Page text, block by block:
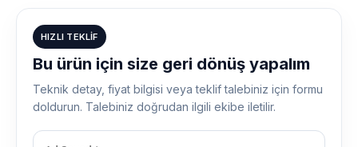
HIZLI TEKLIF
Bu ürün için size geri dönüş yapalım
Teknik detay, fiyat bilgisi veya teklif talebiniz için formu
doldurun. Talebiniz doğrudan ilgili ekibe iletilir.